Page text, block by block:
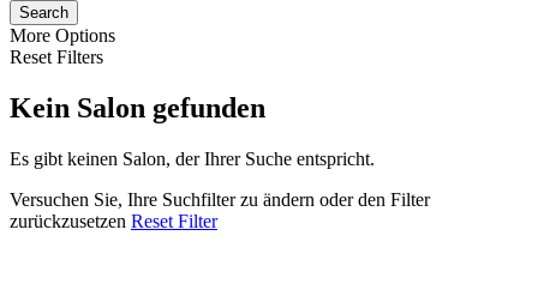
Search
More Options
Reset Filters
Kein Salon gefunden
Es gibt keinen Salon, der Ihrer Suche entspricht.
Versuchen Sie, Ihre Suchfilter zu ändern oder den Filter
zurückzusetzen Reset Filter